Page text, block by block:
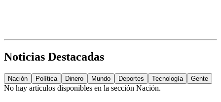
Noticias Destacadas
Nación Política Dinero Mundo Deportes Tecnología Gente
No hay artículos disponibles en la sección Nación.